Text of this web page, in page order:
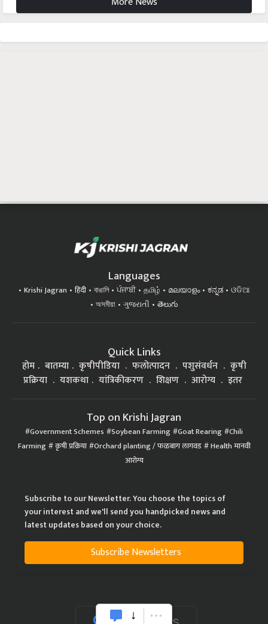
Languages
Krishi Jagran हिंदी বাঙালি ਪੰਜਾਬੀ தமிழ் മലയാളം ಕನ್ನಡ
ଓଡିଆ
অসমীয়া
ગુજરાતી తెలుగు
Quick Links
होम बातम्या कृषीपीडिया फलोत्पादन पशुसंवर्धन
कृषी
प्रक्रिया
यशकथा यांत्रिकीकरण शिक्षण आरोग्य इतर
Top on Krishi Jagran
Government Schemes Soybean Farming Goat Rearing Chili
Farming कृषी प्रक्रिया Orchard planting / फळबाग लागवड Health मानवी
आरोग्य
Subscribe to our Newsletter. You choose the topics of
your interest and we'll send you handpicked news and
latest updates based on your choice.
Subscribe Newsletters